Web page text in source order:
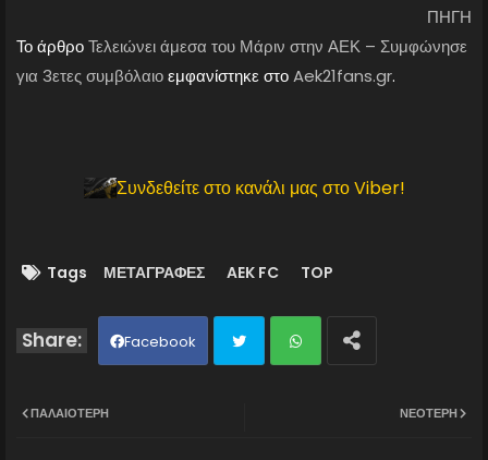
ΠΗΓΗ
Το άρθροΤελειώνει άμεσα του Μάριν στην ΑΕΚ – Συμφώνησε
για 3ετες συμβόλαιοεμφανίστηκε στοAek21fans.gr.
Συνδεθείτε στο κανάλι μας στο Viber!
Tags ΜΕΤΑΓΡΑΦΕΣ AEK FC TOP
Facebook
ΝΕΌΤΕΡΗ
ΠΑΛΑΙΌΤΕΡΗ